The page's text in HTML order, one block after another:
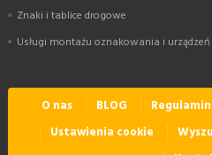
Znaki i tablice drogowe
Usługi montażu oznakowania i urządzeń
O nas BLOG Regulamin
Ustawienia cookie